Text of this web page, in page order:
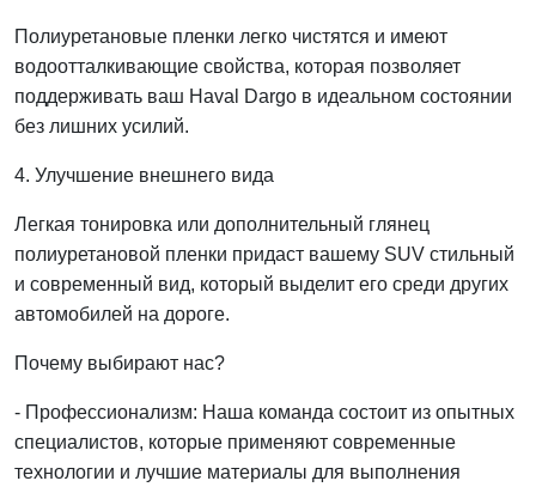
Полиуретановые пленки легко чистятся и имеют
водоотталкивающие свойства, которая позволяет
поддерживать ваш Haval Dargo в идеальном состоянии
без лишних усилий.
4. Улучшение внешнего вида
Легкая тонировка или дополнительный глянец
полиуретановой пленки придаст вашему SUV стильный
и современный вид, который выделит его среди других
автомобилей на дороге.
Почему выбирают нас?
- Профессионализм: Наша команда состоит из опытных
специалистов, которые применяют современные
технологии и лучшие материалы для выполнения